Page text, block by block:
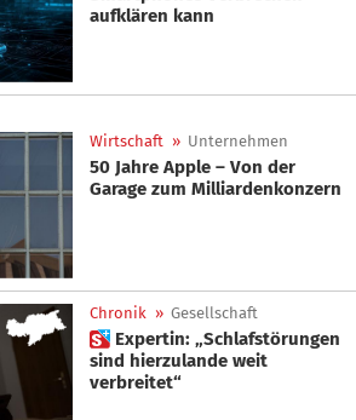
aufklären kann
Wirtschaft » Unternehmen
50 Jahre Apple – Von der
Garage zum Milliardenkonzern
Chronik » Gesellschaft
 Expertin: „Schlafstörungen
sind hierzulande weit
verbreitet“